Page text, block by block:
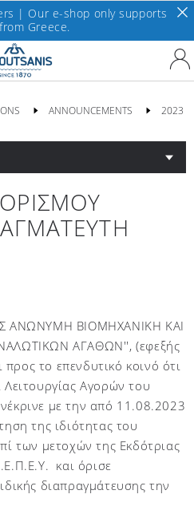
| Our e-shop only supports
Greece.
ANNOUNCEMENTS 2023
ΑΝΩΝΥΜΗ ΒΙΟΜΗΧΑΝΙΚΗ ΚΑΙ
ΑΓΑΘΩΝ'', (εφεξής
το επενδυτικό κοινό ότι
Αγορών του
με την από 11.08.2023
της ιδιότητας του
των μετοχών της Εκδότριας
και όρισε
διαπραγμάτευσης την